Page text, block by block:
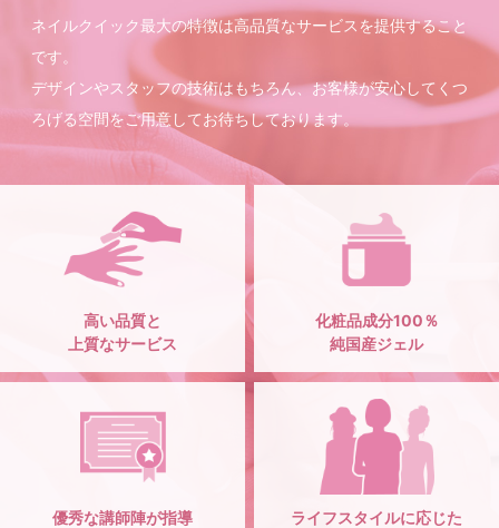
ネイルクイック最大の特徴は高品質なサービスを提供すること
です。
デザインやスタッフの技術はもちろん、お客様が安心してくつ
ろげる空間をご用意してお待ちしております。
高い品質と
上質なサービス
化粧品成分100％
純国産ジェル
優秀な講師陣が指導
ライフスタイルに応じた